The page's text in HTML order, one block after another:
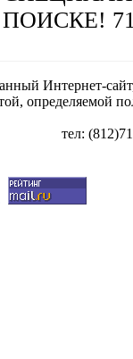
ПОИСКЕ!
Интернет-
определяемой
тел: (812)716-